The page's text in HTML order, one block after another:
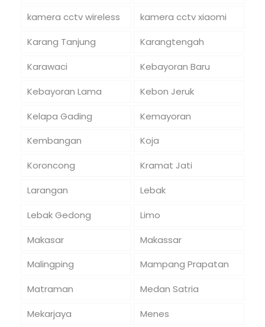
kamera cctv wireless
kamera cctv xiaomi
Karang Tanjung
Karangtengah
Karawaci
Kebayoran Baru
Kebayoran Lama
Kebon Jeruk
Kelapa Gading
Kemayoran
Kembangan
Koja
Koroncong
Kramat Jati
Larangan
Lebak
Lebak Gedong
Limo
Makasar
Makassar
Malingping
Mampang Prapatan
Matraman
Medan Satria
Mekarjaya
Menes